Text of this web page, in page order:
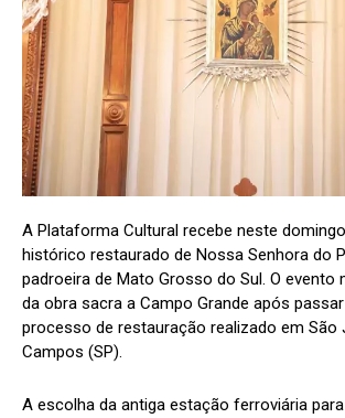
A Plataforma Cultural recebe neste
histórico restaurado de Nossa Senhora do
padroeira de Mato Grosso do Sul. O evento
da obra sacra a Campo Grande após
processo de restauração realizado em São
Campos (SP).
A escolha da antiga estação ferroviária